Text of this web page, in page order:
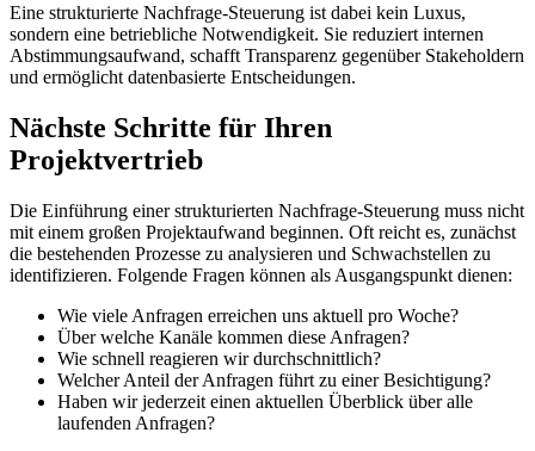
Eine strukturierte Nachfrage-Steuerung ist dabei kein Luxus,
sondern eine betriebliche Notwendigkeit. Sie reduziert internen
Abstimmungsaufwand, schafft Transparenz gegenüber Stakeholdern
und ermöglicht datenbasierte Entscheidungen.
Nächste Schritte für Ihren
Projektvertrieb
Die Einführung einer strukturierten Nachfrage-Steuerung muss nicht
mit einem großen Projektaufwand beginnen. Oft reicht es, zunächst
die bestehenden Prozesse zu analysieren und Schwachstellen zu
identifizieren. Folgende Fragen können als Ausgangspunkt dienen:
Wie viele Anfragen erreichen uns aktuell pro Woche?
Über welche Kanäle kommen diese Anfragen?
Wie schnell reagieren wir durchschnittlich?
Welcher Anteil der Anfragen führt zu einer Besichtigung?
Haben wir jederzeit einen aktuellen Überblick über alle
laufenden Anfragen?